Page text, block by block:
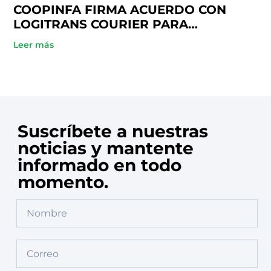
COOPINFA FIRMA ACUERDO CON
LOGITRANS COURIER PARA
BENEFICIO DE SUS SOCIOS
Leer más
Suscríbete a nuestras
noticias y mantente
informado en todo
momento.